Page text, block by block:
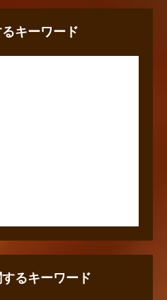
キーワード
るキーワード